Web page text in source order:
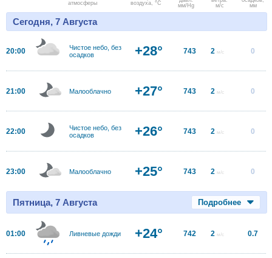
атмосферы
воздуха, °C
мм/Hg
м/с
мм
Сегодня, 7 Августа
20:00
Чистое небо, без
осадков
+28° 743 2 м/с 0
21:00 Малооблачно +27° 743 2 м/с 0
22:00
Чистое небо, без
осадков
+26° 743 2 м/с 0
23:00 Малооблачно +25° 743 2 м/с 0
Пятница, 7 Августа Подробнее
01:00 Ливневые дожди +24° 742 2 м/с 0.7